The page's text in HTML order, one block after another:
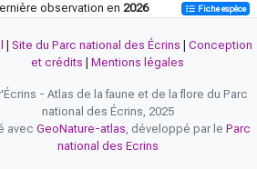
observation en 2026 Fiche espèce
Site du Parc national des Écrins
Conception
et crédits
Mentions légales
- Atlas de la faune et de la flore du Parc
national des Écrins, 2025
avec GeoNature-atlas, développé par le Parc
national des Ecrins